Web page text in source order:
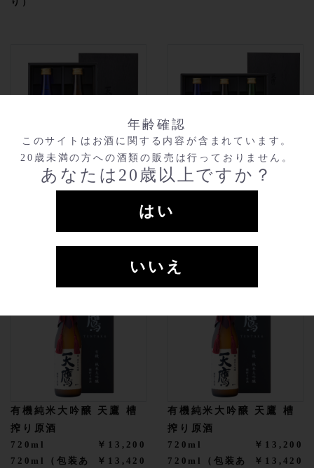
年齢確認
このサイトはお酒に関する内容が含まれています。
20歳未満の方への酒類の販売は行っておりません。
あなたは20歳以上ですか？
はい
いいえ
り）
＜有機＞純米大吟醸・純
有機日本酒飲み比べギフ
トセット
有機純米大吟醸 天鷹 槽
搾り原酒
720ml
￥13,200
720ml（包装あ
￥13,420
有機純米大吟醸 天鷹 槽
搾り原酒
720ml
￥13,200
720ml（包装あ
￥13,420